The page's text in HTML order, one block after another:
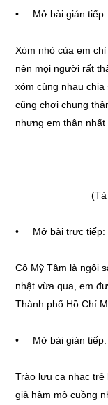
• Mở bài gián tiếp:
Xóm nhỏ của em
nên mọi người rất
xóm cùng nhau
cũng chơi chung
nhưng em thân nhất
• Mở bài trực tiếp:
Cô Mỹ Tâm là ngôi
nhật vừa qua, em
Thành phố Hồ Chí
• Mở bài gián tiếp:
Trào lưu ca nhạc
giả hâm mộ cuồng